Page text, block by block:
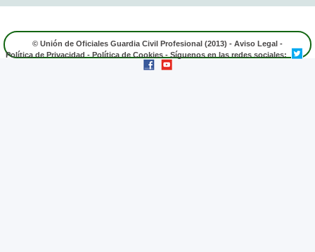
© Unión de Oficiales Guardia Civil Profesional (2013) - Aviso Legal -
Política de Privacidad - Política de Cookies - Síguenos en las redes sociales: